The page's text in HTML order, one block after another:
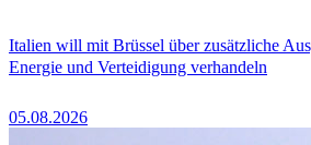
Italien will mit Brüssel über zusätzliche
Energie und Verteidigung verhandeln
05.08.2026